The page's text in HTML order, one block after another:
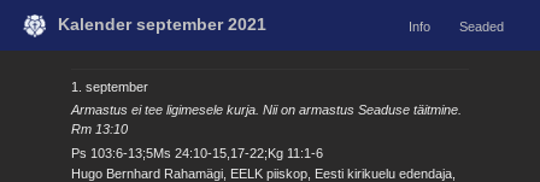
Kalender september 2021 Info Seaded
1. september
Armastus ei tee ligimesele kurja. Nii on armastus Seaduse täitmine.
Rm 13:10
Ps 103:6-13;5Ms 24:10-15,17-22;Kg 11:1-6
Hugo Bernhard Rahamägi, EELK piiskop, Eesti kirikuelu edendaja,